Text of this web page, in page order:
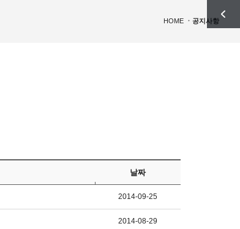
HOME 공지사항
날짜
2014-09-25
2014-08-29